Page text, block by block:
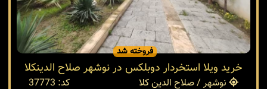
فروخته شد
خرید ویلا استخردار دوبلکس در نوشهر صلاح الدینکلا
نوشهر / صلاح الدین کلا
کد: 37773